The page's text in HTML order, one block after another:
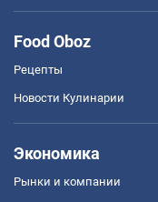
Food Oboz
Рецепты
Новости Кулинарии
Экономика
Рынки и компании